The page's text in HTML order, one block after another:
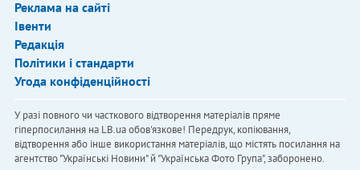
Реклама на сайті
Івенти
Редакція
Політики і стандарти
Угода конфіденційності
У разі повного чи часткового відтворення матеріалів пряме
гіперпосилання на LB.ua обов'язкове! Передрук, копіювання,
відтворення або інше використання матеріалів, що містять посилання на
агентство "Українськi Новини" й "Українська Фото Група", заборонено.